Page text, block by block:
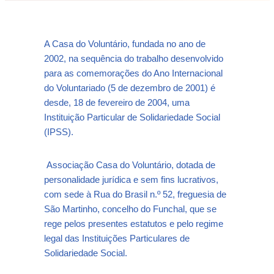
A Casa do Voluntário, fundada no ano de
2002, na sequência do trabalho desenvolvido
para as comemorações do Ano Internacional
do Voluntariado (5 de dezembro de 2001) é
desde, 18 de fevereiro de 2004, uma
Instituição Particular de Solidariedade Social
(IPSS).
Associação Casa do Voluntário, dotada de
personalidade jurídica e sem fins lucrativos,
com sede à Rua do Brasil n.º 52, freguesia de
São Martinho, concelho do Funchal, que se
rege pelos presentes estatutos e pelo regime
legal das Instituições Particulares de
Solidariedade Social.